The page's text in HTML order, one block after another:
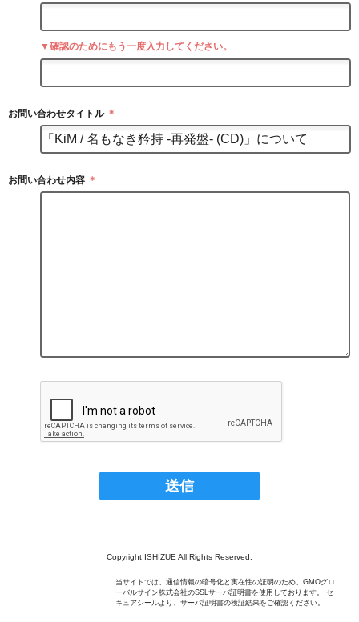
▼確認のためにもう一度入力してください。
お問い合わせタイトル ＊
お問い合わせ内容 ＊
Copyright ISHIZUE All Rights Reserved.
当サイトでは、通信情報の暗号化と実在性の証明のため、GMOグロ
ーバルサイン株式会社のSSLサーバ証明書を使用しております。 セ
キュアシールより、サーバ証明書の検証結果をご確認ください。